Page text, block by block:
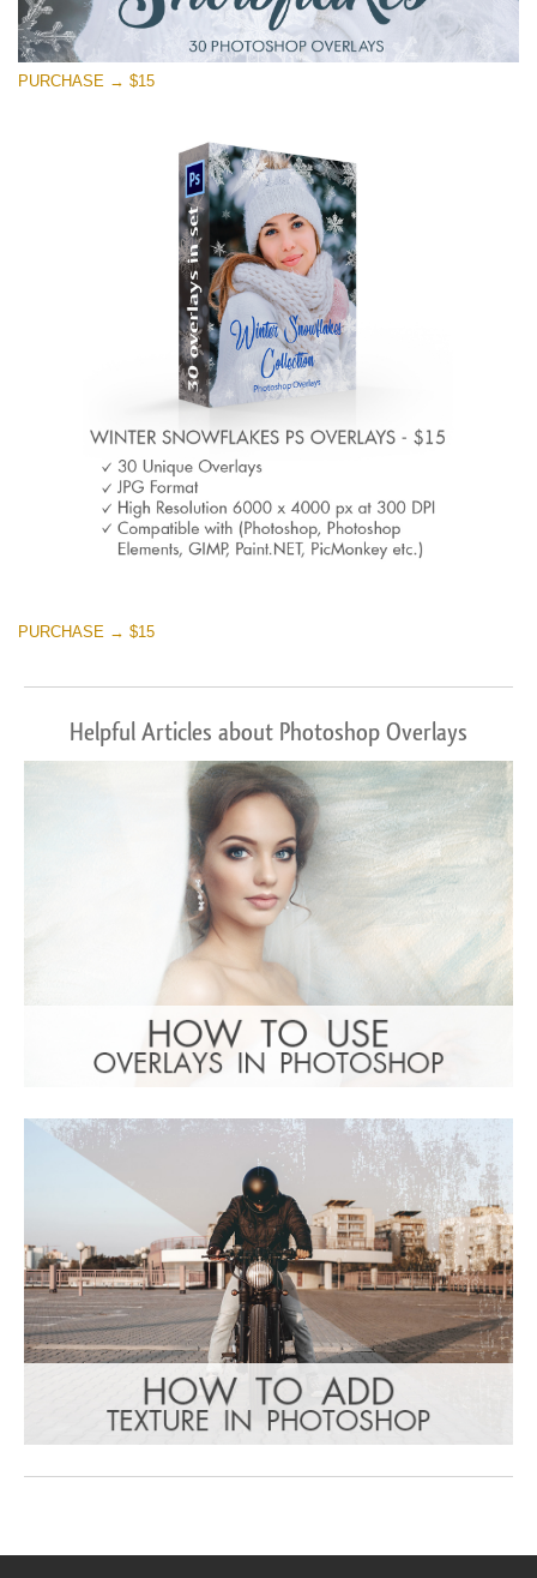
PURCHASE → $15
PURCHASE → $15
Helpful Articles about Photoshop Overlays